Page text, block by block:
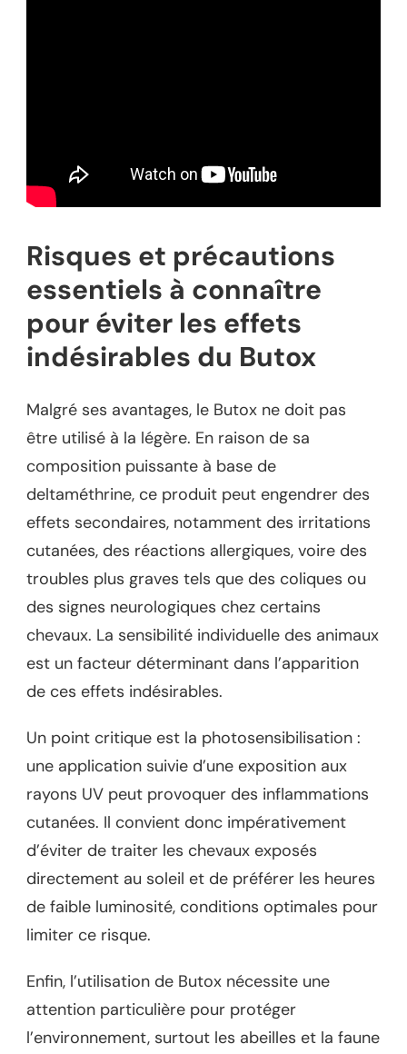
Risques et précautions
essentiels à connaître
pour éviter les effets
indésirables du Butox
Malgré ses avantages, le Butox ne doit pas
être utilisé à la légère. En raison de sa
composition puissante à base de
deltaméthrine, ce produit peut engendrer des
effets secondaires, notamment des irritations
cutanées, des réactions allergiques, voire des
troubles plus graves tels que des coliques ou
des signes neurologiques chez certains
chevaux. La sensibilité individuelle des animaux
est un facteur déterminant dans l’apparition
de ces effets indésirables.
Un point critique est la photosensibilisation :
une application suivie d’une exposition aux
rayons UV peut provoquer des inflammations
cutanées. Il convient donc impérativement
d’éviter de traiter les chevaux exposés
directement au soleil et de préférer les heures
de faible luminosité, conditions optimales pour
limiter ce risque.
Enfin, l’utilisation de Butox nécessite une
attention particulière pour protéger
l’environnement, surtout les abeilles et la faune